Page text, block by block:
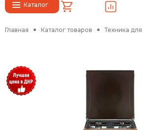
Каталог
Главная Каталог товаров Техника для